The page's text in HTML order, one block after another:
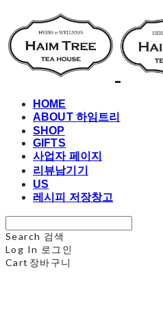
HOME
ABOUT 하임트리
SHOP
GIFTS
사업자 페이지
리뷰남기기
US
레시피 저장창고
Search 검색
Log In 로그인
Cart 장바구니